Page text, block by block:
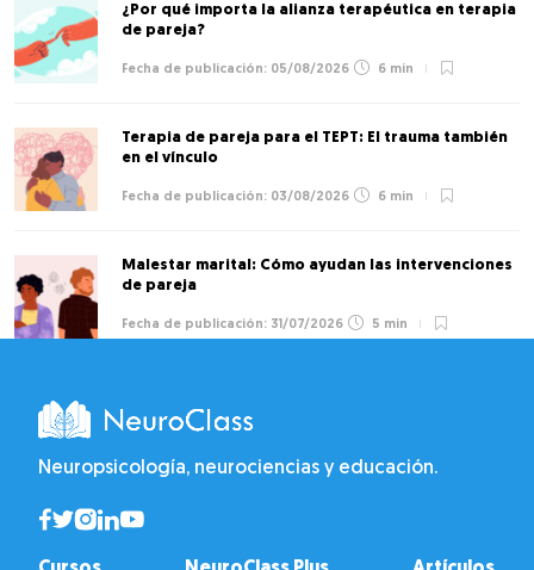
¿Por qué importa la alianza terapéutica en terapia
de pareja?
05/08/2026 6 min
Terapia de pareja para el TEPT: El trauma también
en el vínculo
03/08/2026 6 min
Malestar marital: Cómo ayudan las intervenciones
de pareja
31/07/2026 5 min
Neuropsicología, neurociencias y educación.